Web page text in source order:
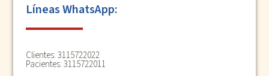
Líneas WhatsApp:
Clientes:3115722022
Pacientes:3115722011